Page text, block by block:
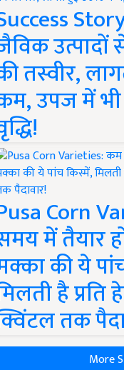
तस्वीर,
उपज में भी
Corn
में तैयार
की ये
है प्रति
तक
More